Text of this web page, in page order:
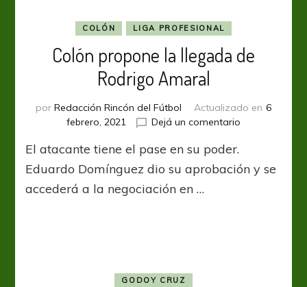
COLÓN LIGA PROFESIONAL
Colón propone la llegada de
Rodrigo Amaral
por Redacción Rincón del Fútbol Actualizado en 6
febrero, 2021
Dejá un comentario
la
llegada
El atacante tiene el pase en su poder.
Eduardo Domínguez dio su aprobación y se
accederá a la negociación en …
GODOY CRUZ